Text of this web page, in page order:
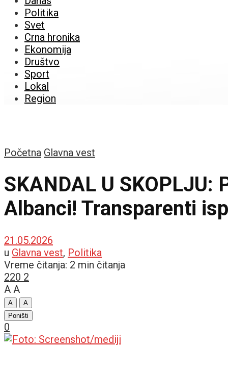
Politika
Svet
Crna hronika
Ekonomija
Društvo
Sport
Lokal
Region
Početna Glavna vest
SKANDAL U
Albanci! Transparenti
21.05.2026
u Glavna vest, Politika
Vreme čitanja: 2 min čitanja
220 2
A A
A
A
Poništi
0